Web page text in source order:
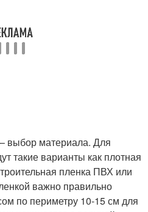
выбор материала. Для
такие варианты как плотная
пленка ПВХ или
важно правильно
по периметру 10-15 см для